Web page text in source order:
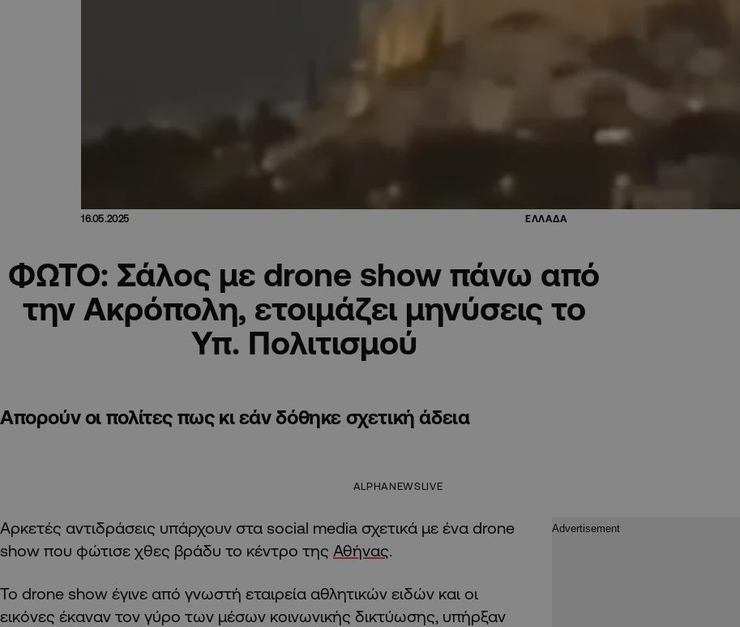
16.05.2025 ΕΛΛΑΔΑ
ΦΩΤΟ: Σάλος με drone show πάνω από
την Ακρόπολη, ετοιμάζει μηνύσεις το
Υπ. Πολιτισμού
Απορούν οι πολίτες πως κι εάν δόθηκε σχετική άδεια
ALPHANEWSLIVE
Αρκετές αντιδράσεις υπάρχουν στα social media σχετικά με ένα drone
show που φώτισε χθες βράδυ το κέντρο της Αθήνας.
Το drone show έγινε από γνωστή εταιρεία αθλητικών ειδών και οι
εικόνες έκαναν τον γύρο των μέσων κοινωνικής δικτύωσης, υπήρξαν